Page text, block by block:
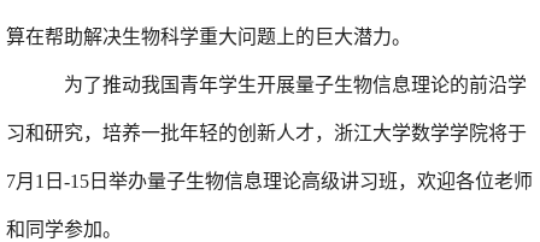
算在帮助解决生物科学重大问题上的巨大潜力。
为了推动我国青年学生开展量子生物信息理论的前沿学
习和研究，培养一批年轻的创新人才，浙江大学数学学院将于
7月 1 日 -15 日举办量子生物信息理论高级讲习班，欢迎各位老师
和同学参加。